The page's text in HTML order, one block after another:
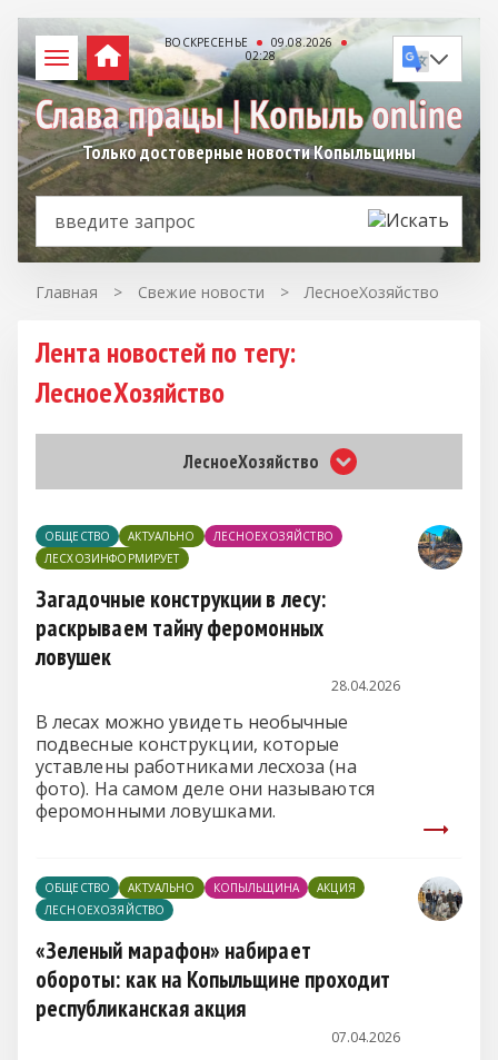
ВОСКРЕСЕНЬЕ
09.08.2026
02:28
Только достоверные новости Копыльщины
Главная > Свежие новости > ЛесноеХозяйство
Лента новостей по тегу:
ЛесноеХозяйство
ЛесноеХозяйство
ОБЩЕСТВО АКТУАЛЬНО
ЛЕСНОЕХОЗЯЙСТВО
ЛЕСХОЗИНФОРМИРУЕТ
Загадочные конструкции в лесу:
раскрываем тайну феромонных
ловушек
28.04.2026
В лесах можно увидеть необычные
подвесные конструкции, которые
уставлены работниками лесхоза (на
фото). На самом деле они называются
феромонными ловушками.
ОБЩЕСТВО АКТУАЛЬНО КОПЫЛЬЩИНА
АКЦИЯ
ЛЕСНОЕХОЗЯЙСТВО
«Зеленый марафон» набирает
обороты: как на Копыльщине проходит
республиканская акция
07.04.2026